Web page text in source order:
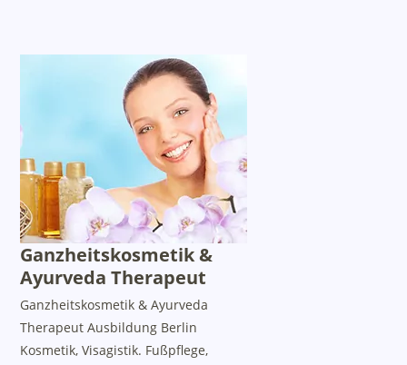
Ganzheitskosmetik &
Ayurveda Therapeut
Ganzheitskosmetik & Ayurveda
Therapeut Ausbildung Berlin
Kosmetik, Visagistik. Fußpflege,